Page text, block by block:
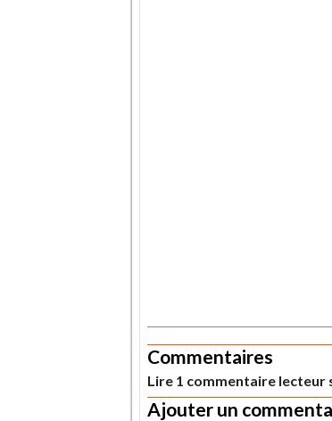
Commentaires
Lire 1 commentaire lecteur
Ajouter un